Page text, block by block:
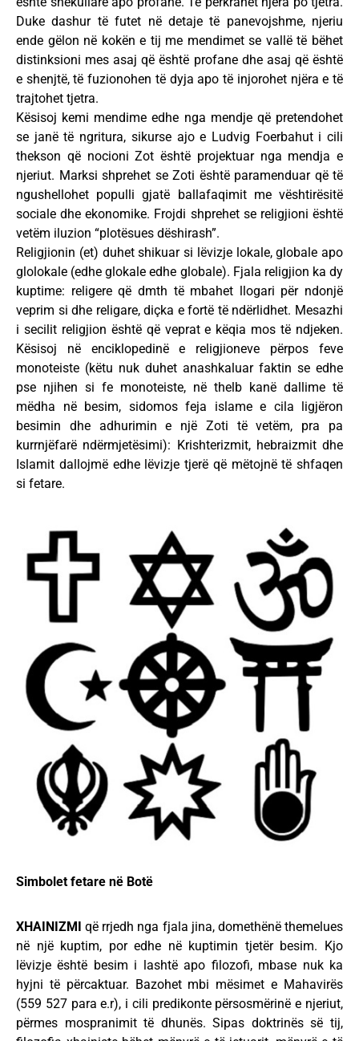
Duke dashur të futet në detaje të panevojshme, njeriu
ende gëlon në kokën e tij me mendimet se vallë të bëhet
distinksioni mes asaj që është profane dhe asaj që është
e shenjtë, të fuzionohen të dyja apo të injorohet njëra e të
trajtohet tjetra.
Kësisoj kemi mendime edhe nga mendje që pretendohet
se janë të ngritura, sikurse ajo e Ludvig Foerbahut i cili
thekson që nocioni Zot është projektuar nga mendja e
njeriut. Marksi shprehet se Zoti është paramenduar që të
ngushellohet populli gjatë ballafaqimit me vështirësitë
sociale dhe ekonomike. Frojdi shprehet se religjioni është
vetëm iluzion “plotësues dëshirash”.
Religjionin (et) duhet shikuar si lëvizje lokale, globale apo
glolokale (edhe glokale edhe globale). Fjala religjion ka dy
kuptime: religere që dmth të mbahet llogari për ndonjë
veprim si dhe religare, diçka e fortë të ndërlidhet. Mesazhi
i secilit religjion është që veprat e këqia mos të ndjeken.
Kësisoj në enciklopedinë e religjioneve përpos feve
monoteiste (këtu nuk duhet anashkaluar faktin se edhe
pse njihen si fe monoteiste, në thelb kanë dallime të
mëdha në besim, sidomos feja islame e cila ligjëron
besimin dhe adhurimin e një Zoti të vetëm, pra pa
kurrnjëfarë ndërmjetësimi): Krishterizmit, hebraizmit dhe
Islamit dallojmë edhe lëvizje tjerë që mëtojnë të shfaqen
si fetare.
Simbolet fetare në Botë
XHAINIZMIqë rrjedh nga fjala jina, domethënë themelues
në një kuptim, por edhe në kuptimin tjetër besim. Kjo
lëvizje është besim i lashtë apo filozofi, mbase nuk ka
hyjni të përcaktuar. Bazohet mbi mësimet e Mahavirës
(559 527 para e.r), i cili predikonte përsosmërinë e njeriut,
përmes mospranimit të dhunës. Sipas doktrinës së tij,